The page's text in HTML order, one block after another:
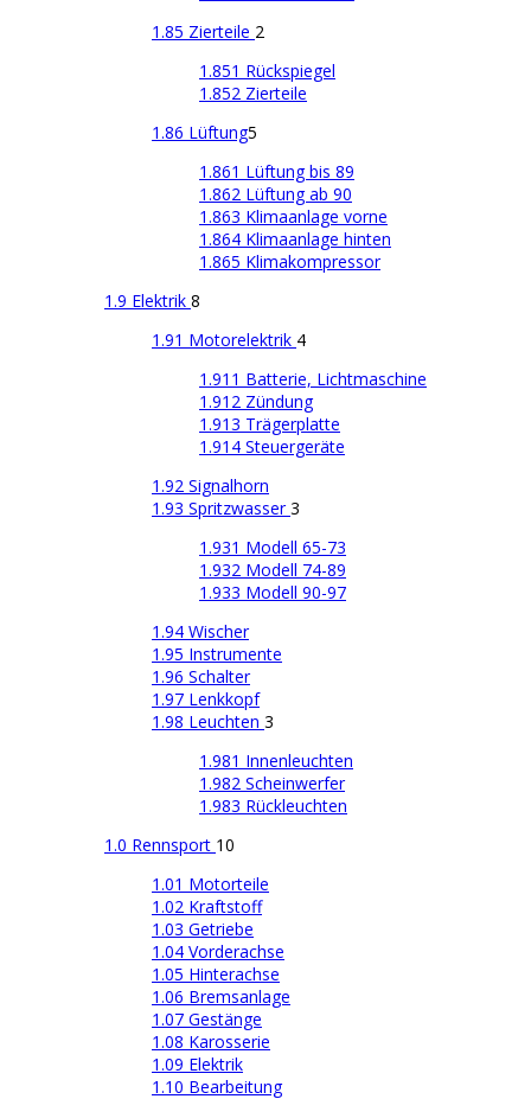
1.85 Zierteile 2
1.851 Rückspiegel
1.852 Zierteile
1.86 Lüftung5
1.861 Lüftung bis 89
1.862 Lüftung ab 90
1.863 Klimaanlage vorne
1.864 Klimaanlage hinten
1.865 Klimakompressor
1.9 Elektrik 8
1.91 Motorelektrik 4
1.911 Batterie, Lichtmaschine
1.912 Zündung
1.913 Trägerplatte
1.914 Steuergeräte
1.92 Signalhorn
1.93 Spritzwasser3
1.931 Modell 65-73
1.932 Modell 74-89
1.933 Modell 90-97
1.94 Wischer
1.95 Instrumente
1.96 Schalter
1.97 Lenkkopf
1.98 Leuchten 3
1.981 Innenleuchten
1.982 Scheinwerfer
1.983 Rückleuchten
1.0 Rennsport 10
1.01 Motorteile
1.02 Kraftstoff
1.03 Getriebe
1.04 Vorderachse
1.05 Hinterachse
1.06 Bremsanlage
1.07 Gestänge
1.08 Karosserie
1.09 Elektrik
1.10 Bearbeitung